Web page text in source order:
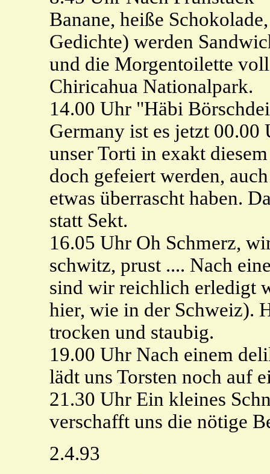
Banane, heiße
Gedichte) werden
und die Morgentoilette
Chiricahua Nationalpark.
14.00 Uhr "Häbi
Germany ist es jetzt 00.00
unser Torti in exakt
doch gefeiert werden,
etwas überrascht haben.
statt Sekt.
16.05 Uhr Oh Schmerz,
schwitz, prust .... Nach
sind wir reichlich erledigt
hier, wie in der Schweiz).
trocken und staubig.
19.00 Uhr Nach einem
lädt uns Torsten noch auf
21.30 Uhr Ein kleines
verschafft uns die nötige
2.4.93